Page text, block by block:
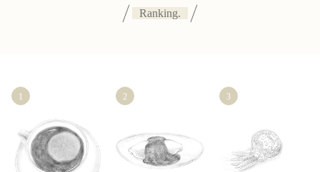
Ranking.
1 2 3